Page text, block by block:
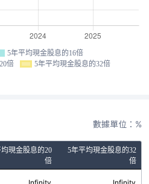
5年平均現金股息的16倍
倍
5年平均現金股息的32倍
數據單位：%
現金股息的20
倍
5年平均現金股息的32
倍